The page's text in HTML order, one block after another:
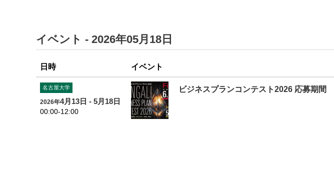
イベント - 2026年05月18日
日時 イベント
名古屋大学
2026年4月13日 - 5月18日
00:00-12:00
ビジネスプランコンテスト2026 応募期間